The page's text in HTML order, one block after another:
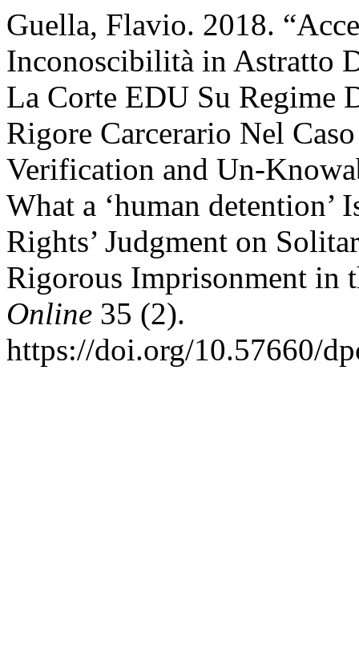
Guella, Flavio. 2018.
Inconoscibilità in Astratto
La Corte EDU Su Regime
Rigore Carcerario Nel
Verification and Un-
What a ‘human detention’
Rights’ Judgment on
Rigorous Imprisonment in
Online 35 (2).
https://doi.org/10.57660/